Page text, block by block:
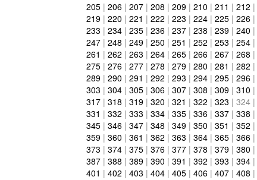
205| 206| 207| 208 | 209| 210 | 211 | 212 |
219| 220 | 221 | 222 | 223 | 224| 225| 226|
233 | 234| 235| 236| 237| 238 | 239| 240 |
247| 248 | 249| 250 | 251 | 252 | 253 | 254|
261 | 262 | 263 | 264| 265| 266| 267| 268 |
275| 276| 277| 278 | 279| 280 | 281 | 282 |
289| 290 | 291 | 292 | 293 | 294| 295| 296|
303 | 304| 305| 306| 307| 308 | 309| 310 |
317| 318 | 319| 320 | 321 | 322 | 323 | 324|
331 | 332 | 333 | 334| 335| 336| 337| 338 |
345| 346| 347| 348 | 349| 350 | 351 | 352 |
359| 360 | 361 | 362 | 363 | 364| 365| 366|
373 | 374| 375| 376| 377| 378 | 379| 380 |
387| 388 | 389| 390 | 391 | 392 | 393 | 394|
401 | 402 | 403 | 404| 405| 406| 407| 408 |